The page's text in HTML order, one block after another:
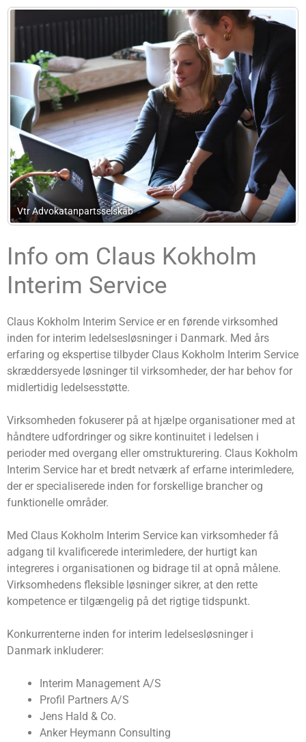
Dorte Wahl, Advokatfirma
Info om Claus Kokholm
Interim Service
Claus Kokholm Interim Service er en førende virksomhed
inden for interim ledelsesløsninger i Danmark. Med års
erfaring og ekspertise tilbyder Claus Kokholm Interim Service
skræddersyede løsninger til virksomheder, der har behov for
midlertidig ledelsesstøtte.
Virksomheden fokuserer på at hjælpe organisationer med at
håndtere udfordringer og sikre kontinuitet i ledelsen i
perioder med overgang eller omstrukturering. Claus Kokholm
Interim Service har et bredt netværk af erfarne interimledere,
der er specialiserede inden for forskellige brancher og
funktionelle områder.
Med Claus Kokholm Interim Service kan virksomheder få
adgang til kvalificerede interimledere, der hurtigt kan
integreres i organisationen og bidrage til at opnå målene.
Virksomhedens fleksible løsninger sikrer, at den rette
kompetence er tilgængelig på det rigtige tidspunkt.
Konkurrenterne inden for interim ledelsesløsninger i
Danmark inkluderer:
Interim Management A/S
Profil Partners A/S
Jens Hald & Co.
Anker Heymann Consulting